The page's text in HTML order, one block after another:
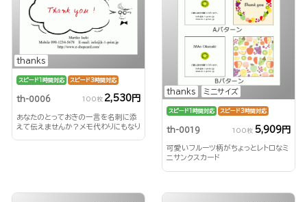
thanks
スピード1時間対応 スピード3時間対応
th-0006 100枚 2,530円
あなたのとっておきの一言を名刺に添
えて伝えませんか？メモ代わりにもなり
thanks ミニサイズ
スピード1時間対応 スピード3時間対応
th-0019 100枚 5,909円
可愛いフルーツ柄がちょっとレトロなミ
ニサンクスカード